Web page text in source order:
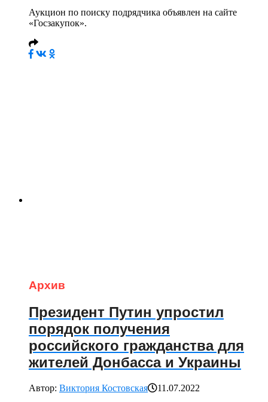
Аукцион по поиску подрядчика объявлен на сайте
«Госзакупок».
Архив
Президент Путин упростил
порядок получения
российского гражданства для
жителей Донбасса и Украины
Автор: Виктория Костовская
11.07.2022